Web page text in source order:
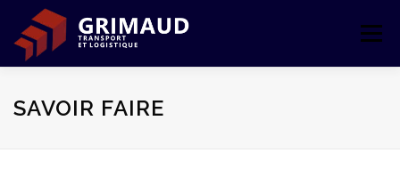
contenu
Menu
ACCUEIL L’ENTREPRISE
SAVOIR FAIRE